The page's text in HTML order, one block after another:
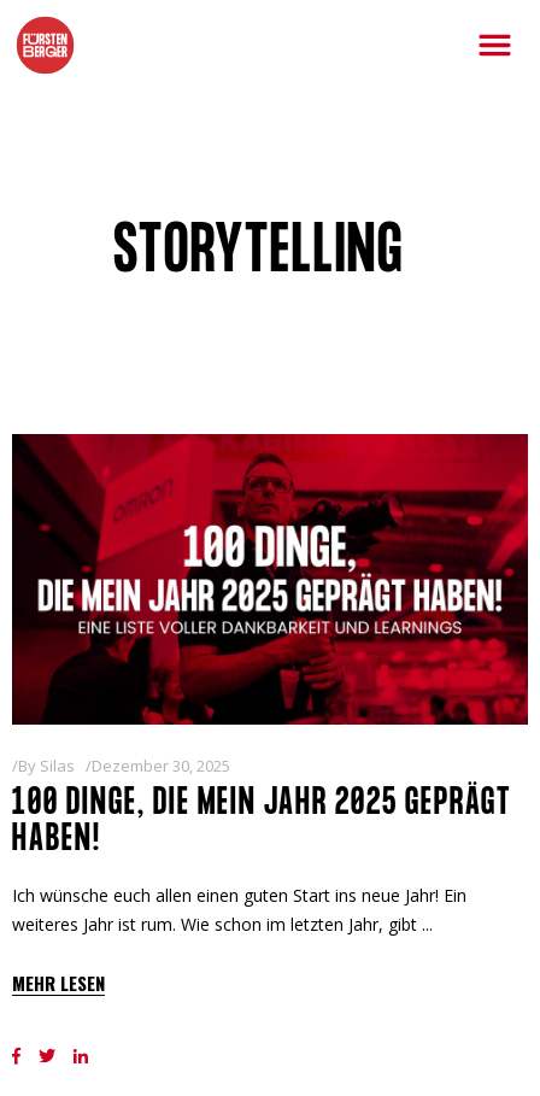
STORYTELLING
By Silas Dezember 30, 2025
100 DINGE, DIE MEIN JAHR 2025 GEPRÄGT
HABEN!
Ich wünsche euch allen einen guten Start ins neue Jahr! Ein
weiteres Jahr ist rum. Wie schon im letzten Jahr, gibt
MEHR LESEN